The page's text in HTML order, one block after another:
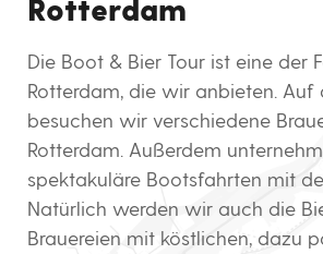
Rotterdam
Die Boot & Bier Tour ist eine der
Rotterdam, die wir anbieten. Auf
besuchen wir verschiedene
Rotterdam. Außerdem
spektakuläre Bootsfahrten mit
Natürlich werden wir auch die
Brauereien mit köstlichen, dazu